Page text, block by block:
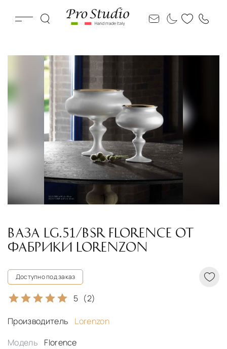
ВАЗА LG.51/BSR FLORENCE ОТ
ФАБРИКИ LORENZON
Доступно под заказ
5 (2)
Производитель
Lorenzon
Модель
Florence